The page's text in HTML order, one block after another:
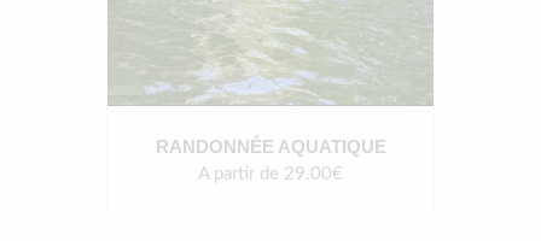
RANDONNÉE AQUATIQUE
A partir de 29.00€